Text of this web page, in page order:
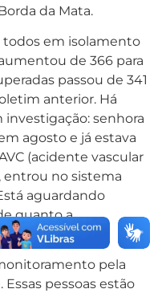
da Mata.
todos em isolamento
de 366 para
passou de 341
anterior. Há
senhora
agosto e já estava
(acidente vascular
entrou no sistema
aguardando
quanto a
pela
pessoas estão